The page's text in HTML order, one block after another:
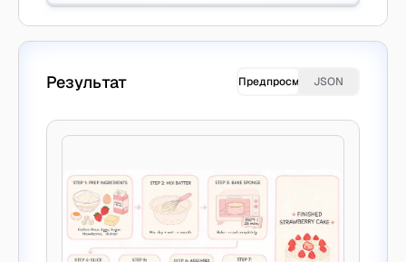
Результат ПредпросмотрJSON